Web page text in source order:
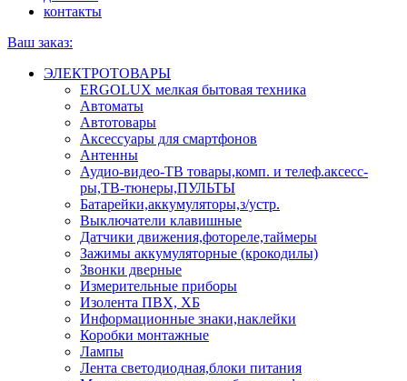
контакты
Ваш заказ:
ЭЛЕКТРОТОВАРЫ
ERGOLUX мелкая бытовая техника
Автоматы
Автотовары
Аксессуары для смартфонов
Антенны
Аудио-видео-ТВ товары,комп. и телеф.аксесс-
ры,ТВ-тюнеры,ПУЛЬТЫ
Батарейки,аккумуляторы,з/устр.
Выключатели клавишные
Датчики движения,фотореле,таймеры
Зажимы аккумуляторные (крокодилы)
Звонки дверные
Измерительные приборы
Изолента ПВХ, ХБ
Информационные знаки,наклейки
Коробки монтажные
Лампы
Лента светодиодная,блоки питания